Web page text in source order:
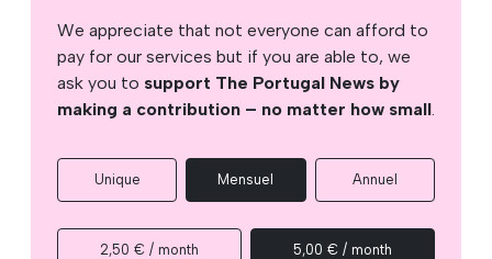
We appreciate that not everyone can afford to
pay for our services but if you are able to, we
ask you to support The Portugal News by
making a contribution – no matter how small.
Unique Mensuel Annuel
2,50 € / month 5,00 € / month